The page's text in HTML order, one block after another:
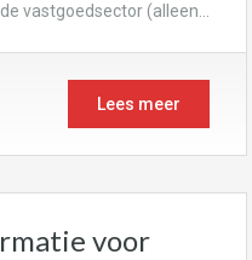
vastgoedsector (alleen…
Lees meer
voor